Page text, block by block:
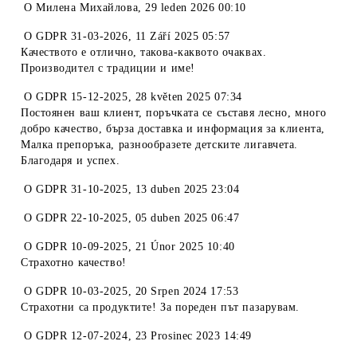
OМилена Михайлова,29 leden 2026 00:10
OGDPR 31-03-2026, 11 Září 2025 05:57
Качеството е отлично, такова-каквото очаквах.
Производител с традиции и име!
OGDPR 15-12-2025, 28 květen 2025 07:34
Постоянен ваш клиент, поръчката се съставя лесно, много
добро качество, бърза доставка и информация за клиента,
Малка препоръка, разнообразете детските лигавчета.
Благодаря и успех.
OGDPR 31-10-2025, 13 duben 2025 23:04
OGDPR 22-10-2025, 05 duben 2025 06:47
OGDPR 10-09-2025, 21 Únor 2025 10:40
Страхотно качество!
OGDPR 10-03-2025, 20 Srpen 2024 17:53
Страхотни са продуктите! За пореден път пазарувам.
OGDPR 12-07-2024, 23 Prosinec 2023 14:49